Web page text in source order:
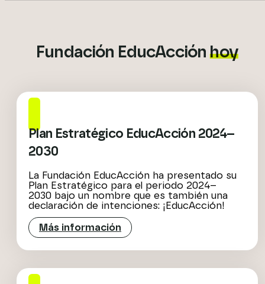
Fundación EducAcciónhoy
Plan Estratégico EducAcción 2024–
2030
La Fundación EducAcción ha presentado su
Plan Estratégico para el periodo 2024–
2030 bajo un nombre que es también una
declaración de intenciones: ¡EducAcción!
Más información